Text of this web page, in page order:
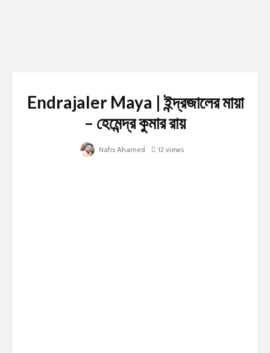
Endrajaler Maya | ইন্দ্রজালের মায়া
– হেমেন্দ্র কুমার রায়
Nafis Ahamed 12 views